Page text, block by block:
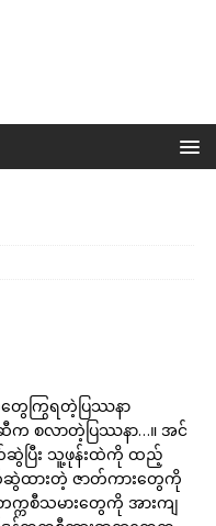
ေကြွရတဲ့ပြဿနာ
စလာတဲ့ပြဿနာ…။ အင်
ပြီး သူ့ဖုန်းထဲကို ထည့်
ထားတဲ့ ဇာတ်ကားတွေကို
ကစီသမားတွေကို အားကျ